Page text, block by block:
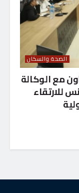
الصحة والسكان
مع الوكالة
للارتقاء